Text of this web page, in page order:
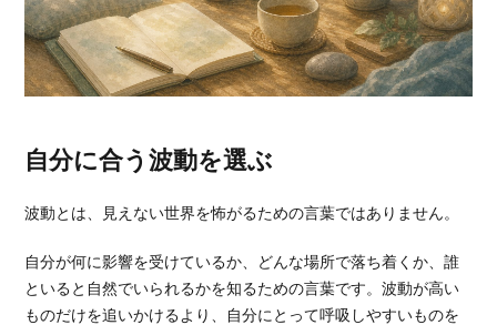
自分に合う波動を選ぶ
波動とは、見えない世界を怖がるための言葉ではありません。
自分が何に影響を受けているか、どんな場所で落ち着くか、誰
といると自然でいられるかを知るための言葉です。波動が高い
ものだけを追いかけるより、自分にとって呼吸しやすいものを